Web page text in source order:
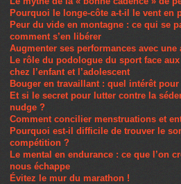
Pourquoi le longe-côte a-t-il le vent en
Peur du vide en montagne : ce qui se
comment s’en libérer
Augmenter ses performances avec
Le rôle du podologue du sport face
chez l’enfant et l’adolescent
Bouger en travaillant : quel intérêt pour
Et si le secret pour lutter contre la
nudge ?
Comment concilier menstruations et
Pourquoi est-il difficile de trouver le
compétition ?
Le mental en endurance : ce que l’on
nous échappe
Évitez le mur du marathon !